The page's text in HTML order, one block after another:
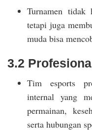
Turnamen tidak
tetapi juga
muda bisa
3.2
Tim esports
internal yang
permainan,
serta hubungan